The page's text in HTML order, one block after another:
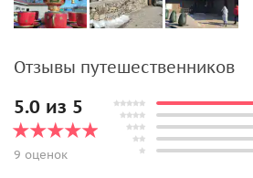
2 653 ₽
Отзывы путешественников
5.0 из 5
9 оценок